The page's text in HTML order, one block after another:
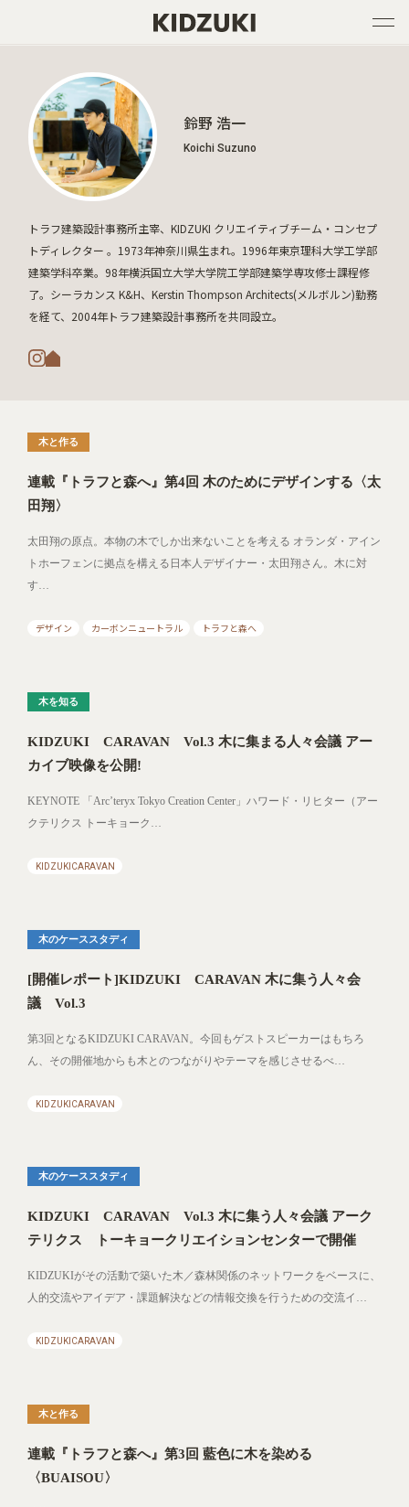
鈴野 浩一
Koichi Suzuno
トラフ建築設計事務所主宰、KIDZUKI クリエイティブチーム・コンセプ
トディレクター 。1973年神奈川県生まれ。1996年東京理科大学工学部
建築学科卒業。98年横浜国立大学大学院工学部建築学専攻修士課程修
了。シーラカンス K&H、Kerstin Thompson Architects(メルボルン)勤務
を経て、2004年トラフ建築設計事務所を共同設立。
木と作る
連載『トラフと森へ』第4回 木のためにデザインする〈太
田翔〉
太田翔の原点。本物の木でしか出来ないことを考える オランダ・アイン
トホーフェンに拠点を構える日本人デザイナー・太田翔さん。木に対
す…
デザイン カーボンニュートラル トラフと森へ
木を知る
KIDZUKI CARAVAN Vol.3 木に集まる人々会議 アー
カイブ映像を公開!
KEYNOTE 「Arc’teryx Tokyo Creation Center」ハワード・リヒター（アー
クテリクス トーキョーク…
KIDZUKICARAVAN
木のケーススタディ
[開催レポート]KIDZUKI CARAVAN 木に集う人々会
議 Vol.3
第3回となるKIDZUKI CARAVAN。今回もゲストスピーカーはもちろ
ん、その開催地からも木とのつながりやテーマを感じさせるべ…
KIDZUKICARAVAN
木のケーススタディ
KIDZUKI CARAVAN Vol.3 木に集う人々会議 アーク
テリクス トーキョークリエイションセンターで開催
KIDZUKIがその活動で築いた木／森林関係のネットワークをベースに、
人的交流やアイデア・課題解決などの情報交換を行うための交流イ…
KIDZUKICARAVAN
木と作る
連載『トラフと森へ』第3回 藍色に木を染める
〈BUAISOU〉